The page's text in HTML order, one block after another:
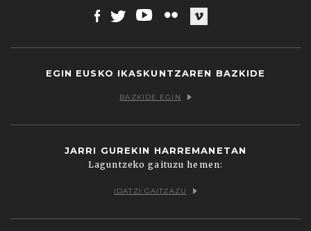
EGIN EUSKO IKASKUNTZAREN BAZKIDE
BAZKIDE EGIN
JARRI GUREKIN HARREMANETAN
Laguntzeko gaituzu hemen:
IDATZI GAITZAZU